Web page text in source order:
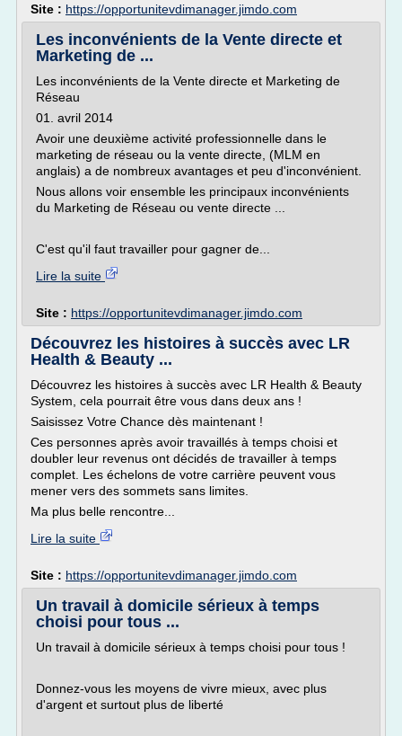
Site : https://opportunitevdimanager.jimdo.com
Les inconvénients de la Vente directe et
Marketing de ...
Les inconvénients de la Vente directe et Marketing de
Réseau
01. avril 2014
Avoir une deuxième activité professionnelle dans le
marketing de réseau ou la vente directe, (MLM en
anglais) a de nombreux avantages et peu d'inconvénient.
Nous allons voir ensemble les principaux inconvénients
du Marketing de Réseau ou vente directe ...
C'est qu'il faut travailler pour gagner de...
Lire la suite
Site : https://opportunitevdimanager.jimdo.com
Découvrez les histoires à succès avec LR
Health & Beauty ...
Découvrez les histoires à succès avec LR Health & Beauty
System, cela pourrait être vous dans deux ans !
Saisissez Votre Chance dès maintenant !
Ces personnes après avoir travaillés à temps choisi et
doubler leur revenus ont décidés de travailler à temps
complet. Les échelons de votre carrière peuvent vous
mener vers des sommets sans limites.
Ma plus belle rencontre...
Lire la suite
Site : https://opportunitevdimanager.jimdo.com
Un travail à domicile sérieux à temps
choisi pour tous ...
Un travail à domicile sérieux à temps choisi pour tous !
Donnez-vous les moyens de vivre mieux, avec plus
d'argent et surtout plus de liberté